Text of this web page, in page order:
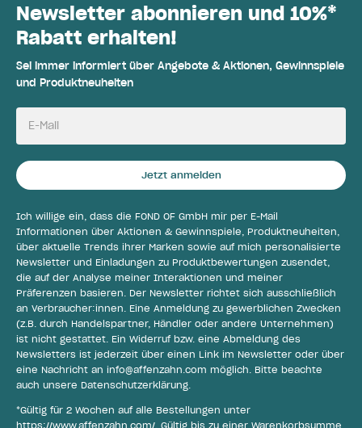
Newsletter abonnieren und 10%*
Rabatt erhalten!
Sei immer informiert über Angebote & Aktionen, Gewinnspiele
und Produktneuheiten
E-Mail
Jetzt anmelden
Ich willige ein, dass die FOND OF GmbH mir per E-Mail
Informationen über Aktionen & Gewinnspiele, Produktneuheiten,
über aktuelle Trends ihrer Marken sowie auf mich personalisierte
Newsletter und Einladungen zu Produktbewertungen zusendet,
die auf der Analyse meiner Interaktionen und meiner
Präferenzen basieren. Der Newsletter richtet sich ausschließlich
an Verbraucher:innen. Eine Anmeldung zu gewerblichen Zwecken
(z.B. durch Handelspartner, Händler oder andere Unternehmen)
ist nicht gestattet. Ein Widerruf bzw. eine Abmeldung des
Newsletters ist jederzeit über einen Link im Newsletter oder über
eine Nachricht an info@affenzahn.com möglich. Bitte beachte
auch unsere Datenschutzerklärung.
*Gültig für 2 Wochen auf alle Bestellungen unter
https://www.affenzahn.com/. Gültig bis zu einer Warenkorbsumme